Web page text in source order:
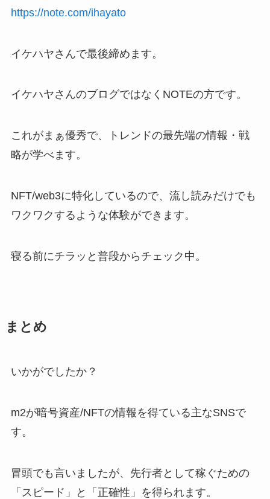
https://note.com/ihayato
イケハヤさんで最後締めます。
イケハヤさんのブログではなくNOTEの方です。
これがまぁ優秀で、トレンドの最先端の情報・戦
略が学べます。
NFT/web3に特化しているので、流し読みだけでも
ワクワクするような体験ができます。
寝る前にチラッと普段からチェック中。
まとめ
いかがでしたか？
m2が暗号資産/NFTの情報を得ている主なSNSで
す。
冒頭でも言いましたが、先行者として稼ぐための
「スピード」と「正確性」を得られます。